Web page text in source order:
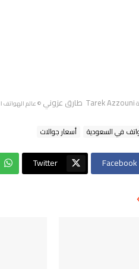
Tarek Azzouni طارق عزوني © عالم الهواتف
في السعودية أسعار جوالات
Facebook
Twitter